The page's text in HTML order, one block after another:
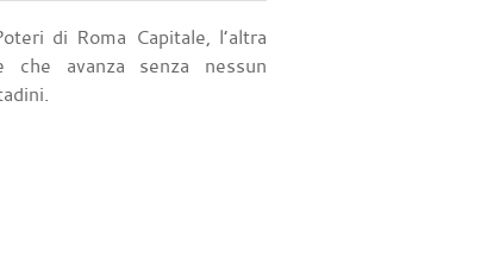
di Roma Capitale, l’altra
che avanza senza nessun